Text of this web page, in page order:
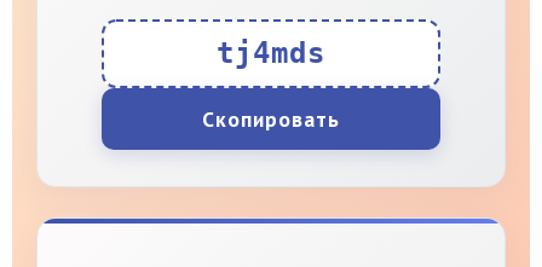
tj4mds
Скопировать